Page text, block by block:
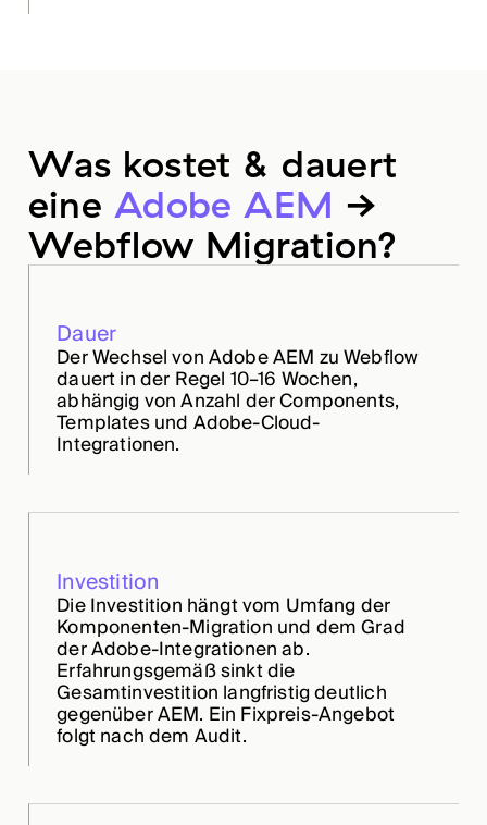
Was kostet & dauert
eine Adobe AEM →
Webflow Migration?
Dauer
Der Wechsel von Adobe AEM zu Webflow
dauert in der Regel 10–16 Wochen,
abhängig von Anzahl der Components,
Templates und Adobe-Cloud-
Integrationen.
Investition
Die Investition hängt vom Umfang der
Komponenten-Migration und dem Grad
der Adobe-Integrationen ab.
Erfahrungsgemäß sinkt die
Gesamtinvestition langfristig deutlich
gegenüber AEM. Ein Fixpreis-Angebot
folgt nach dem Audit.